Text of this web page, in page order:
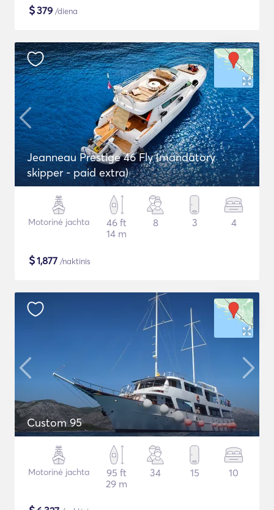
$379 /diena
Jeanneau Prestige 46 Fly (mandatory
skipper - paid extra)
Motorinė jachta
46 ft
14 m
8 3 4
$1,877 /naktinis
Custom 95
Motorinė jachta
95 ft
29 m
34 15 10